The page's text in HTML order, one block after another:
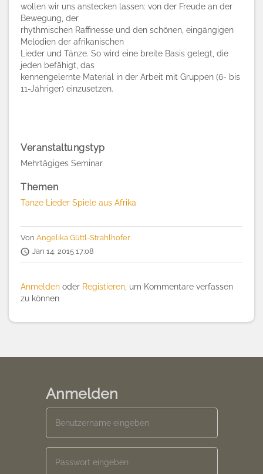
wollen wir uns anstecken lassen: von der Freude an der
Bewegung, der
rhythmischen Raffinesse und den schönen, eingängigen
Melodien der afrikanischen
Lieder und Tänze. So wird eine breite Basis gelegt, die
jeden befähigt, das
kennengelernte Material in der Arbeit mit Gruppen (6- bis
11-Jähriger) einzusetzen.
Veranstaltungstyp
Mehrtägiges Seminar
Themen
Tänze Lieder Spiele aus Afrika
Von Angelika Güttl-Strahlhofer
Jan 14, 2015 17:08
Anmelden oder Registieren , um Kommentare verfassen
zu können
Anmelden